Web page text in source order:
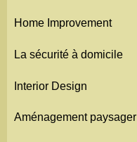
Home Improvement
La sécurité à domicile
Interior Design
Aménagement paysager